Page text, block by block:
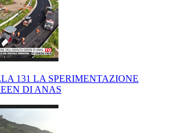
131 LA SPERIMENTAZIONE
DI ANAS